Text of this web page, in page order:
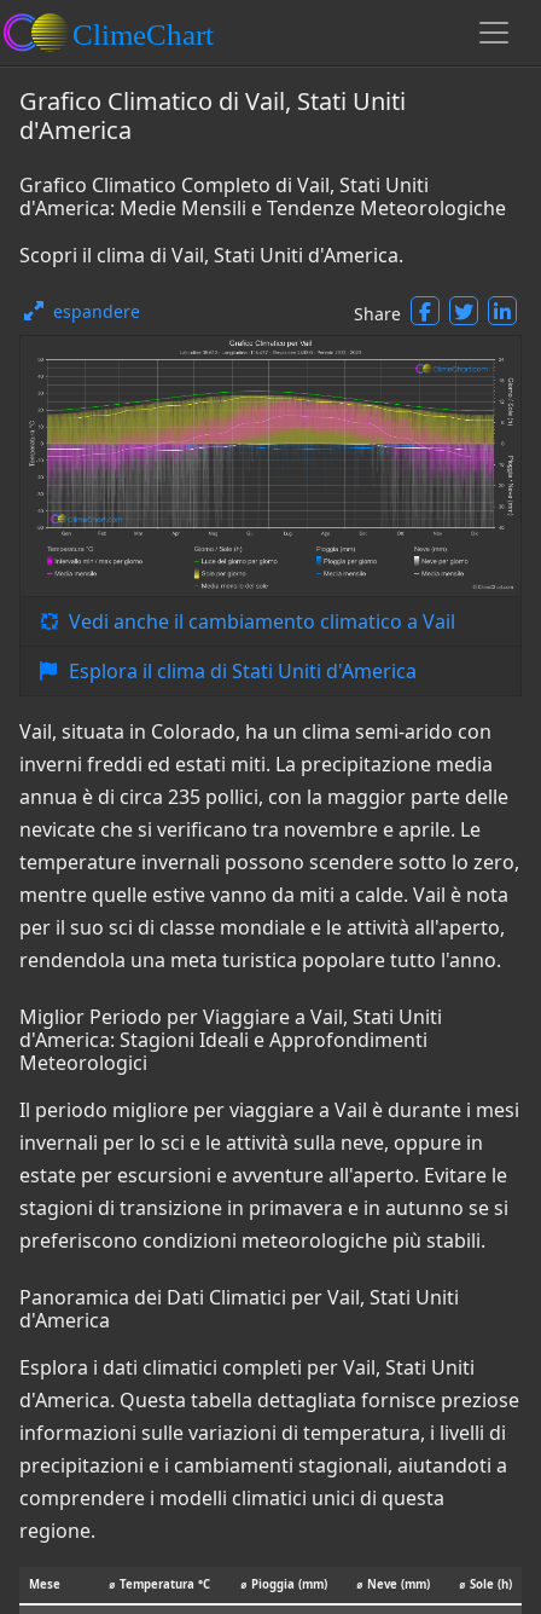
Grafico Climatico di Vail, Stati Uniti
d'America
Grafico Climatico Completo di Vail, Stati Uniti
d'America: Medie Mensili e Tendenze Meteorologiche
Scopri il clima di Vail, Stati Uniti d'America.
espandere Share
Vedi anche il cambiamento climatico a Vail
Esplora il clima di Stati Uniti d'America
Vail, situata in Colorado, ha un clima semi-arido con
inverni freddi ed estati miti. La precipitazione media
annua è di circa 235 pollici, con la maggior parte delle
nevicate che si verificano tra novembre e aprile. Le
temperature invernali possono scendere sotto lo zero,
mentre quelle estive vanno da miti a calde. Vail è nota
per il suo sci di classe mondiale e le attività all'aperto,
rendendola una meta turistica popolare tutto l'anno.
Miglior Periodo per Viaggiare a Vail, Stati Uniti
d'America: Stagioni Ideali e Approfondimenti
Meteorologici
Il periodo migliore per viaggiare a Vail è durante i mesi
invernali per lo sci e le attività sulla neve, oppure in
estate per escursioni e avventure all'aperto. Evitare le
stagioni di transizione in primavera e in autunno se si
preferiscono condizioni meteorologiche più stabili.
Panoramica dei Dati Climatici per Vail, Stati Uniti
d'America
Esplora i dati climatici completi per Vail, Stati Uniti
d'America. Questa tabella dettagliata fornisce preziose
informazioni sulle variazioni di temperatura, i livelli di
precipitazioni e i cambiamenti stagionali, aiutandoti a
comprendere i modelli climatici unici di questa
regione.
Mese ⌀ Temperatura °C ⌀ Pioggia (mm) ⌀ Neve (mm) ⌀ Sole (h)